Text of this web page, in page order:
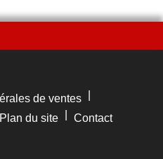
de ventes
Plan du site Contact